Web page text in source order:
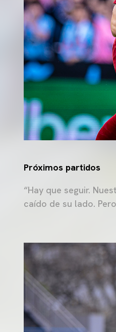
Próximos partidos
“Hay que seguir.
caído de su lado.